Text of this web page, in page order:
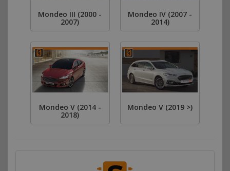
Mondeo III (2000 -
2007)
Mondeo IV (2007 -
2014)
Mondeo V (2014 -
2018)
Mondeo V (2019 >)